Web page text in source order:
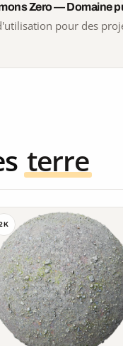
Zero — Domaine
pour des
terre